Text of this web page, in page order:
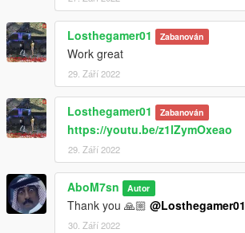
Losthegamer01 Zabanován
Work great
29. Září 2022
Losthegamer01 Zabanován
https://youtu.be/z1lZymOxeao
29. Září 2022
AboM7sn Autor
Thank you 🙏🏼 @Losthegamer01
30. Září 2022